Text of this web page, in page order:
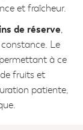
et fraîcheur.
de réserve
Le
, permettant à ce
fruits et
patiente,